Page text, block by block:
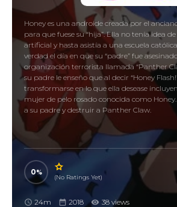
Honey es una androide creada por el
para que fuese su “hija”. Ella no tenía idea
artificial y hasta asistía a una escuela
verdad el día en que su “padre” fue
organización terrorista llamada “Panther
su padre le enseño que al decir “Honey
transformarse en lo que ella desease
mujer de pelo rosado conocida como
a su padre y destruir a Panther Claw.
0
(No Ratings Yet)
24m 2018 38 views